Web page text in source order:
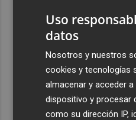
El once del Valencia CF
Aemet prevé peligro de
"extremo" en la mayor
el día del eclipse
Uso
datos
Nosotros y nuestros
cookies y tecnologías
almacenar y acceder
dispositivo y procesar
como su dirección IP,